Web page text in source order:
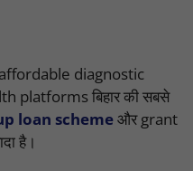
diagnostic
platforms बिहार की सबसे
loan schemeऔर grant
है।